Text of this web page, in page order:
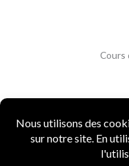
Cours
Copyright
Mentions légales|CGV